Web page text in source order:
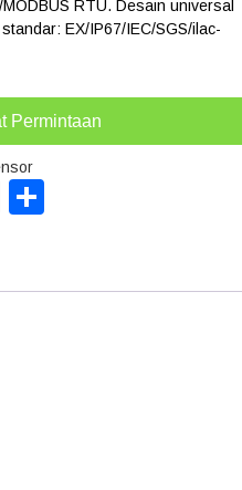
RTU. Desain universal
EX/IP67/IEC/SGS/ilac-
Permintaan
Email